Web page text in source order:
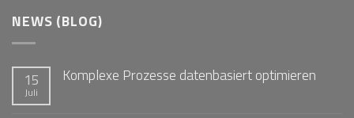
NEWS (BLOG)
15
Juli
Komplexe Prozesse datenbasiert optimieren